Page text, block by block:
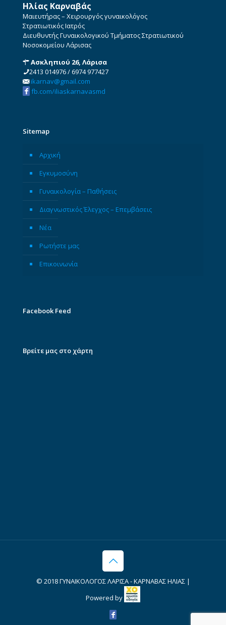
Ηλίας Καρναβάς
Μαιευτήρας – Χειρουργός γυναικολόγος
Στρατιωτικός Ιατρός
Διευθυντής Γυναικολογικού Τμήματος Στρατιωτικού
Νοσοκομείου Λάρισας
Ασκληπιού 26, Λάρισα
2413 014976/6974 977427
ikarnav@gmail.com
fb.com/iliaskarnavasmd
Sitemap
Αρχική
Εγκυμοσύνη
Γυναικολογία – Παθήσεις
Διαγνωστικός Έλεγχος – Επεμβάσεις
Νέα
Ρωτήστε μας
Επικοινωνία
Facebook Feed
Βρείτε μας στο χάρτη
© 2018 ΓΥΝΑΙΚΟΛΟΓΟΣ ΛΑΡΙΣΑ - ΚΑΡΝΑΒΑΣ ΗΛΙΑΣ |
Powered by